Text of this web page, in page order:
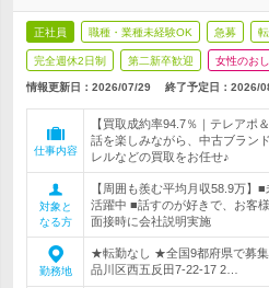
正社員 職種・業種未経験OK 急募
完全週休2日制 第二新卒歓迎 女性のお
情報更新日：2026/07/29 終了予定日： 2026/
仕事内容
【買取成約率94.7％｜テレアポ
話を楽しみながら、中古ブラン
レルなどの買取をお任せ♪
対象と
なる方
【周囲も羨む平均月収58.9万】
活躍中 ■話すのが好きで、お客
面接時に会社説明実施
勤務地
★転勤なし ★全国9都府県で募
品川区西五反田7-22-17 2…